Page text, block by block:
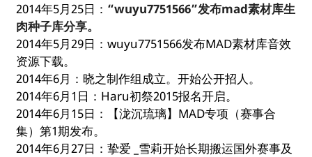
2014年5月25日： “wuyu7751566”发布mad素材库生
肉种子库分享。
2014年5月29日：wuyu7751566发布MAD素材库音效
资源下载。
2014年6月：晓之制作组成立。开始公开招人。
2014年6月1日：Haru初祭2015报名开启。
2014年6月15日：【泷沉琉璃】MAD专项（赛事合
集）第1期发布。
2014年6月27日：挚爱 _雪莉开始长期搬运国外赛事及